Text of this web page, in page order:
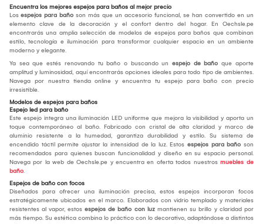
Encuentra los mejores espejos para baños al mejor precio
Los espejos para baño son más que un accesorio funcional, se han convertido en un
elemento clave de la decoración y el confort dentro del hogar. En Oechsle.pe
encontrarás una amplia selección de modelos de espejos para baños que combinan
estilo, tecnología e iluminación para transformar cualquier espacio en un ambiente
moderno y elegante.
Ya sea que estés renovando tu baño o buscando un espejo de baño que aporte
amplitud y luminosidad, aquí encontrarás opciones ideales para todo tipo de ambientes.
Navega por nuestra tienda online y encuentra tu espejo para baño con precio
irresistible.
Modelos de espejos para baños
Espejo led para baño
Este espejo integra una iluminación LED uniforme que mejora la visibilidad y aporta un
toque contemporáneo al baño. Fabricado con cristal de alta claridad y marco de
aluminio resistente a la humedad, garantiza durabilidad y estilo. Su sistema de
encendido táctil permite ajustar la intensidad de la luz. Estos espejos para baño son
recomendados para quienes buscan funcionalidad y diseño en su espacio personal.
Navega por la web de Oechsle.pe y encuentra en oferta todos nuestros muebles de
baño.
Espejos de baño con focos
Diseñados para ofrecer una iluminación precisa, estos espejos incorporan focos
estratégicamente ubicados en el marco. Elaborados con vidrio templado y materiales
resistentes al vapor, estos espejos de baño con luz mantienen su brillo y claridad por
más tiempo. Su estética combina lo práctico con lo decorativo, adaptándose a distintos